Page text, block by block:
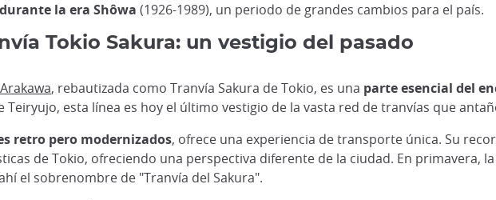
la era Shôwa (1926-1989), un periodo de grandes cambios para el país.
Tokio Sakura: un vestigio del pasado
, rebautizada como Tranvía Sakura de Tokio, es una parte esencial del
Teiryujo, esta línea es hoy el último vestigio de la vasta red de tranvías que
retro pero modernizados, ofrece una experiencia de transporte única. Su
de Tokio, ofreciendo una perspectiva diferente de la ciudad. En primavera,
el sobrenombre de "Tranvía del Sakura".